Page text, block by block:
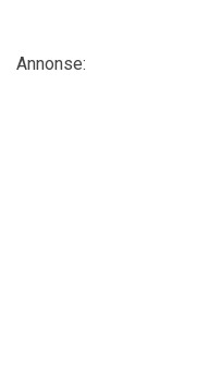
Annonse: